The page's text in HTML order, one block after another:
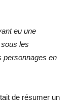
eu une
les
personnages en
de résumer un